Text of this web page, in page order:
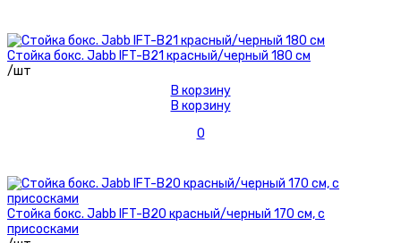
Стойка бокс. Jabb IFT-B21 красный/черный 180 см
/шт
В корзину
В корзину
0
Стойка бокс. Jabb IFT-B20 красный/черный 170 см, с
присосками